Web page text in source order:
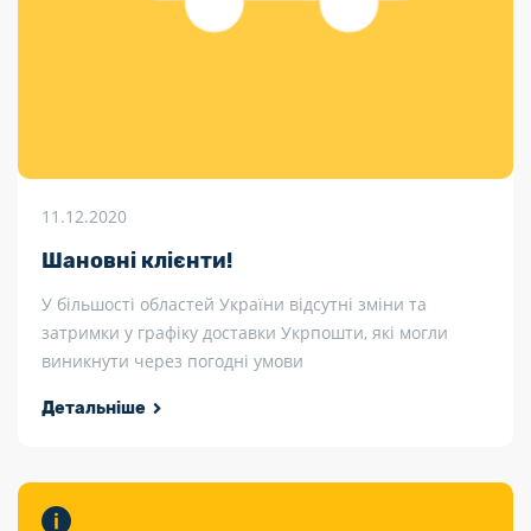
11.12.2020
Шановні клієнти!
У більшості областей України відсутні зміни та
затримки у графіку доставки Укрпошти, які могли
виникнути через погодні умови
Детальніше